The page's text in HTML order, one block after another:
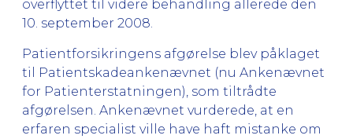
overflyttet til videre behandling allerede den
10. september 2008.
Patientforsikringens afgørelse blev påklaget
til Patientskadeankenævnet (nu Ankenævnet
for Patienterstatningen), som tiltrådte
afgørelsen. Ankenævnet vurderede, at en
erfaren specialist ville have haft mistanke om